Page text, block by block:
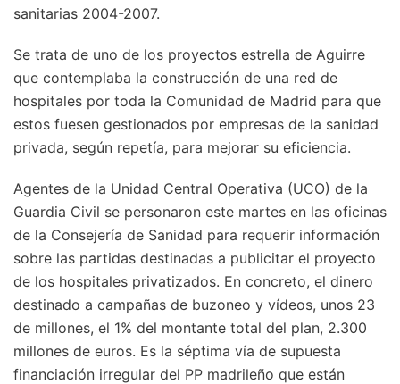
sanitarias 2004-2007.
Se trata de uno de los proyectos estrella de Aguirre
que contemplaba la construcción de una red de
hospitales por toda la Comunidad de Madrid para que
estos fuesen gestionados por empresas de la sanidad
privada, según repetía, para mejorar su eficiencia.
Agentes de la Unidad Central Operativa (UCO) de la
Guardia Civil se personaron este martes en las oficinas
de la Consejería de Sanidad para requerir información
sobre las partidas destinadas a publicitar el proyecto
de los hospitales privatizados. En concreto, el dinero
destinado a campañas de buzoneo y vídeos, unos 23
de millones, el 1% del montante total del plan, 2.300
millones de euros. Es la séptima vía de supuesta
financiación irregular del PP madrileño que están